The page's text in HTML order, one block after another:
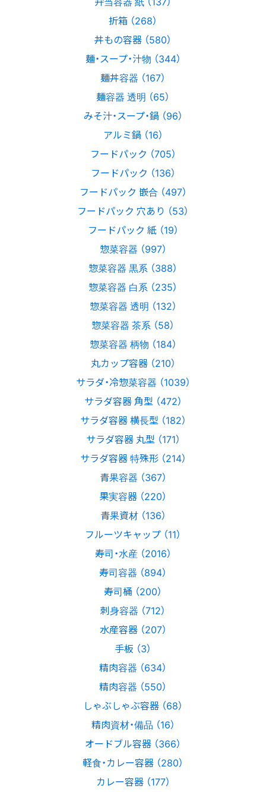
折箱 （268）
丼もの容器 （580）
麺・スープ・汁物 （344）
麺丼容器 （167）
麺容器 透明 （65）
みそ汁・スープ・鍋 （96）
アルミ鍋 （16）
フードパック （705）
フードパック （136）
フードパック 嵌合 （497）
フードパック 穴あり （53）
フードパック 紙 （19）
惣菜容器 （997）
惣菜容器 黒系 （388）
惣菜容器 白系 （235）
惣菜容器 透明 （132）
惣菜容器 茶系 （58）
惣菜容器 柄物 （184）
丸カップ容器 （210）
サラダ・冷惣菜容器 （1039）
サラダ容器 角型 （472）
サラダ容器 横長型 （182）
サラダ容器 丸型 （171）
サラダ容器 特殊形 （214）
青果容器 （367）
果実容器 （220）
青果資材 （136）
フルーツキャップ （11）
寿司・水産 （2016）
寿司容器 （894）
寿司桶 （200）
刺身容器 （712）
水産容器 （207）
手板 （3）
精肉容器 （634）
精肉容器 （550）
しゃぶしゃぶ容器 （68）
精肉資材・備品 （16）
オードブル容器 （366）
軽食・カレー容器 （280）
カレー容器 （177）